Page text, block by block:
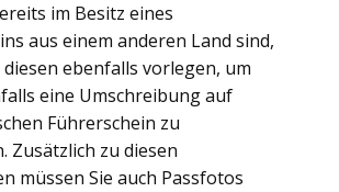
im Besitz eines
aus einem anderen Land sind,
diesen ebenfalls vorlegen, um
eine Umschreibung auf
Führerschein zu
Zusätzlich zu diesen
müssen Sie auch Passfotos